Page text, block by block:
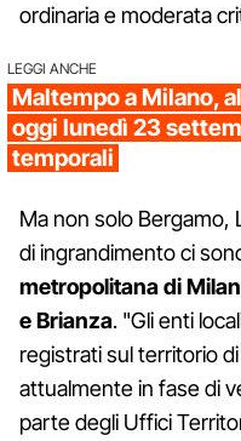
ordinaria e moderata
LEGGI ANCHE
Maltempo a Milano,
oggi lunedì 23
temporali
Ma non solo Bergamo,
di ingrandimento ci
metropolitana di
e Brianza. "Gli enti
registrati sul territorio
attualmente in fase di
parte degli Uffici